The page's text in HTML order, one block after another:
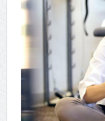
1405 | قیمت، مزایا، معایب و مقایسه با
است؟